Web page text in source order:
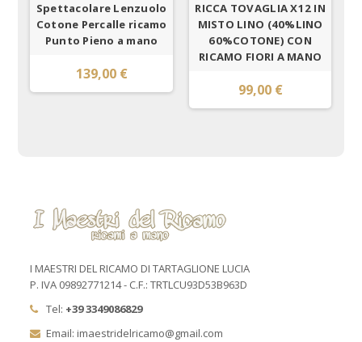
Spettacolare Lenzuolo
Cotone Percalle ricamo
Punto Pieno a mano
139,00 €
RICCA TOVAGLIA X12 IN
MISTO LINO (40%LINO
60%COTONE) CON
RICAMO FIORI A MANO
99,00 €
I MAESTRI DEL RICAMO DI TARTAGLIONE LUCIA
P. IVA 09892771214 - C.F.: TRTLCU93D53B963D
Tel: +39 3349086829
Email: imaestridelricamo@gmail.com